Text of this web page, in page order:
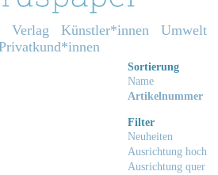
Verlag Künstler*innen Umwelt
Sortierung
Name
Artikelnummer
Filter
Neuheiten
Ausrichtung hoch
Ausrichtung quer